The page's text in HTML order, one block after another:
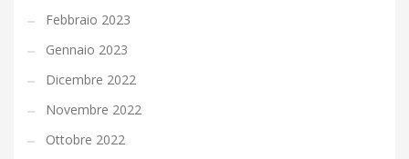
Febbraio 2023
Gennaio 2023
Dicembre 2022
Novembre 2022
Ottobre 2022